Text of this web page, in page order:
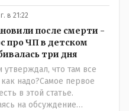
в 21:22
после смерти -
про ЧП в детском
три дня
что там все
надо?Самое первое
в этой статье.
на обсуждение